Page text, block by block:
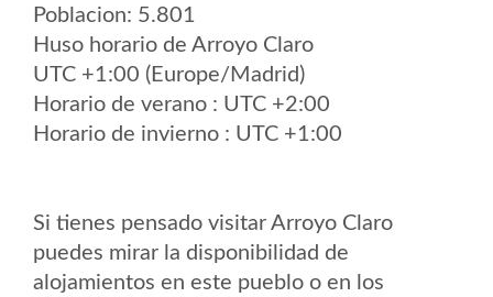
Poblacion: 5.801
Huso horario de Arroyo Claro
UTC +1:00 (Europe/Madrid)
Horario de verano : UTC +2:00
Horario de invierno : UTC +1:00
Si tienes pensado visitar Arroyo Claro
puedes mirar la disponibilidad de
alojamientos en este pueblo o en los